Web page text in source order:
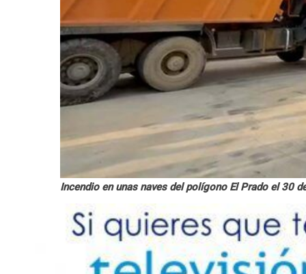
Incendio en unas naves del polígono El Prado el 30